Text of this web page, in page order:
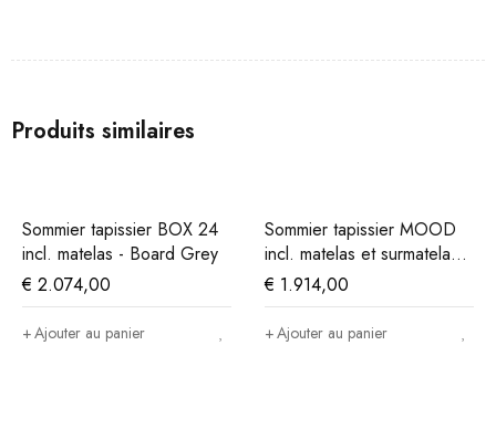
Produits similaires
Sommier tapissier BOX 24
incl. matelas - Board Grey
€ 2.074,00
Ajouter au panier
Sommier tapissier MOOD
incl. matelas et surmatelas -
Gris
€ 1.914,00
Ajouter au panier